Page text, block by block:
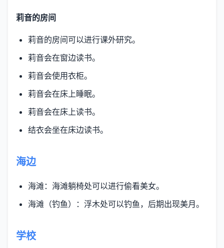
莉音的房间
莉音的房间可以进行课外研究。
莉音会在窗边读书。
莉音会使用衣柜。
莉音会在床上睡眠。
莉音会在床上读书。
结衣会坐在床边读书。
海边
海滩：海滩躺椅处可以进行偷看美女。
海滩（钓鱼）：浮木处可以钓鱼，后期出现美月。
学校